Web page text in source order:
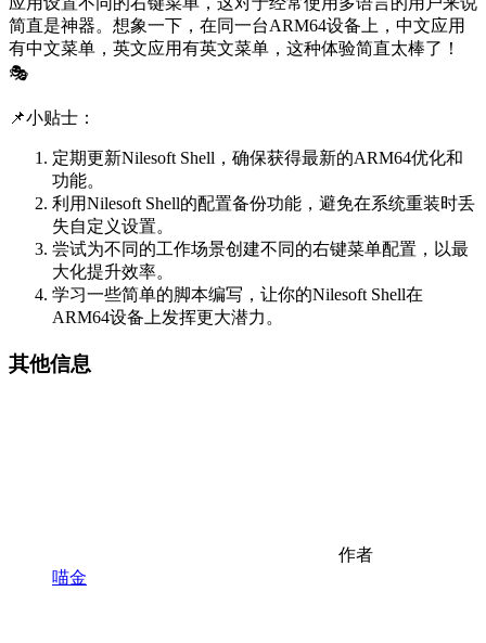
简直是神器。想象一下，在同一台ARM64设备上，中文应用
有中文菜单，英文应用有英文菜单，这种体验简直太棒了！
🎭
📌小贴士：
定期更新Nilesoft Shell，确保获得最新的ARM64优化和
功能。
利用Nilesoft Shell的配置备份功能，避免在系统重装时丢
失自定义设置。
尝试为不同的工作场景创建不同的右键菜单配置，以最
大化提升效率。
学习一些简单的脚本编写，让你的Nilesoft Shell在
ARM64设备上发挥更大潜力。
其他信息
作者
喵金